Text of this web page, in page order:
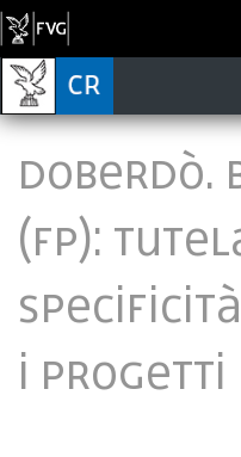
DOBERDÒ.
(FP):
I PROGETTI